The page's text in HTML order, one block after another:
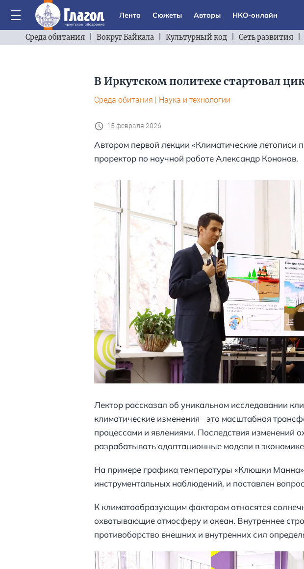
Лента Сюжеты Авторы НКО-онлайн
Среда обитания Вокруг Байкала Культурный код Сеть развития
В Иркутском политехе стартовал
Среда обитания | Наука и технологии
15 февраля 2026
Автором первой лекции «Климатические
проректор по научной работе Александр Кононов.
Лектор рассказал об уникальном исследовании
климатические изменения ˗ это масштабная
процессами и явлениями. Последствия изменений
разрабатывать адаптационные модели в
На примере графика температуры «Клюшки
инструментальных наблюдений, и поставлен
К климатообразующим факторам относятся
охватывающие атмосферу и океан. Внутреннее
противоборство внешних и внутренних сил